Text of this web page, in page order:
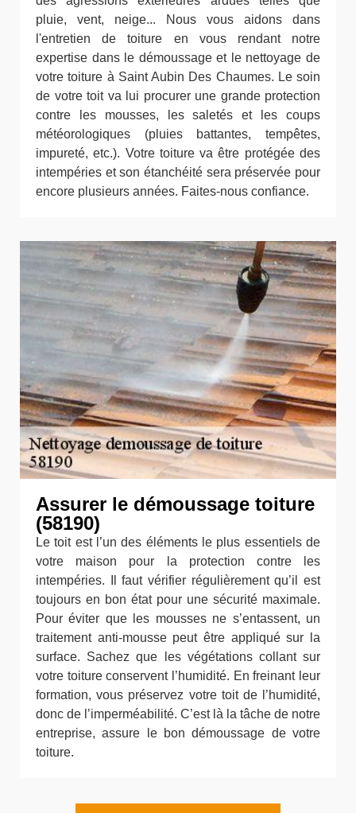
pluie, vent, neige... Nous vous aidons dans
l'entretien de toiture en vous rendant notre
expertise dans le démoussage et le nettoyage de
votre toiture à Saint Aubin Des Chaumes. Le soin
de votre toit va lui procurer une grande protection
contre les mousses, les saletés et les coups
météorologiques (pluies battantes, tempêtes,
impureté, etc.). Votre toiture va être protégée des
intempéries et son étanchéité sera préservée pour
encore plusieurs années. Faites-nous confiance.
Assurer le démoussage toiture
(58190)
Le toit est l’un des éléments le plus essentiels de
votre maison pour la protection contre les
intempéries. Il faut vérifier régulièrement qu’il est
toujours en bon état pour une sécurité maximale.
Pour éviter que les mousses ne s’entassent, un
traitement anti-mousse peut être appliqué sur la
surface. Sachez que les végétations collant sur
votre toiture conservent l’humidité. En freinant leur
formation, vous préservez votre toit de l’humidité,
donc de l’imperméabilité. C’est là la tâche de notre
entreprise, assure le bon démoussage de votre
toiture.